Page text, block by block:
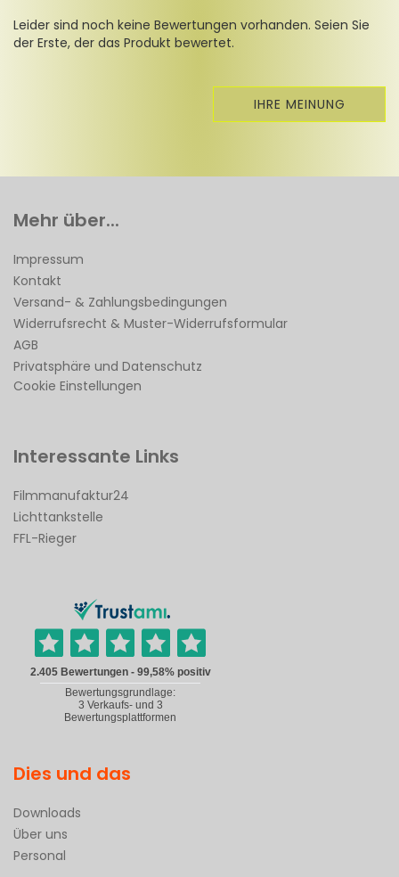
Leider sind noch keine Bewertungen vorhanden. Seien Sie
der Erste, der das Produkt bewertet.
IHRE MEINUNG
Mehr über...
Impressum
Kontakt
Versand- & Zahlungsbedingungen
Widerrufsrecht & Muster-Widerrufsformular
AGB
Privatsphäre und Datenschutz
Cookie Einstellungen
Interessante Links
Filmmanufaktur24
Lichttankstelle
FFL-Rieger
Dies und das
Downloads
Über uns
Personal